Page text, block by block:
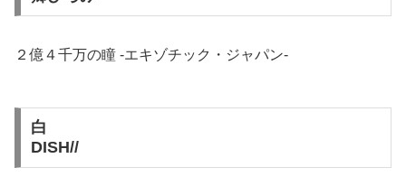
２億４千万の瞳 -エキゾチック・ジャパン-
白
DISH//